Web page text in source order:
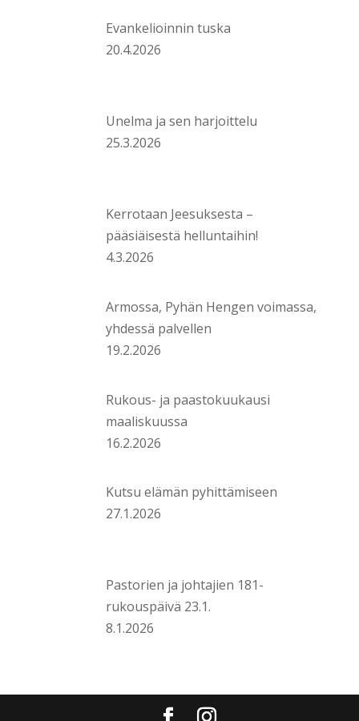
Evankelioinnin tuska
20.4.2026
Unelma ja sen harjoittelu
25.3.2026
Kerrotaan Jeesuksesta –
pääsiäisestä helluntaihin!
4.3.2026
Armossa, Pyhän Hengen voimassa,
yhdessä palvellen
19.2.2026
Rukous- ja paastokuukausi
maaliskuussa
16.2.2026
Kutsu elämän pyhittämiseen
27.1.2026
Pastorien ja johtajien 181-
rukouspäivä 23.1.
8.1.2026